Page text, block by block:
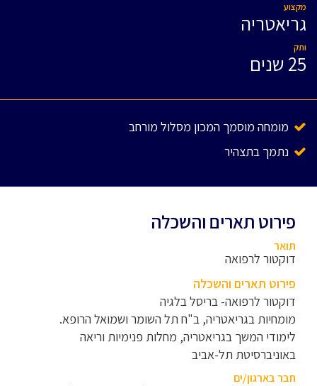
מקצוע
גריאטריה
ותק
25 שנים
מומחה מוסמך המכון מסלול מורחב
נתמך בתצהיר
פירוט תארים והשכלה
תואר
דוקטור לרפואה
פירוט תארים והשכלה
דוקטור לרפואה- בריסל בלגיה
מומחיות בגריאטריה, ב"ח תל השומר ושמואל הרופא.
לימודי המשך בגריאטריה, מחלות פנימיות וריאה
באוניברסיטת תל-אביב
חבר בארגון/ים